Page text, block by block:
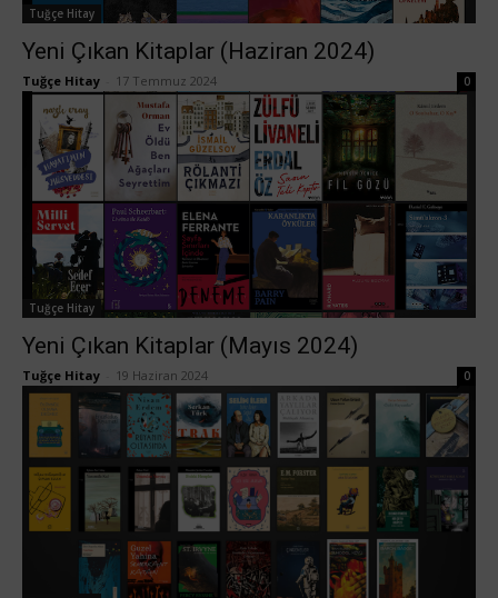
Tuğçe Hitay
Yeni Çıkan Kitaplar (Haziran 2024)
Tuğçe Hitay 17 Temmuz 2024 0
Tuğçe Hitay
Yeni Çıkan Kitaplar (Mayıs 2024)
Tuğçe Hitay 19 Haziran 2024 0